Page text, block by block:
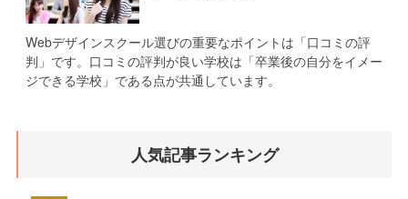
Webデザインスクール選びの重要なポイントは「口コミの評
判」です。口コミの評判が良い学校は「卒業後の自分をイメー
ジできる学校」である点が共通しています。
人気記事ランキング